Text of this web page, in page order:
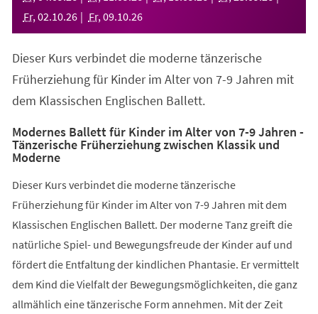
Fr, 02.10.26 Fr, 09.10.26
Dieser Kurs verbindet die moderne tänzerische
Früherziehung für Kinder im Alter von 7-9 Jahren mit
dem Klassischen Englischen Ballett.
Modernes Ballett für Kinder im Alter von 7-9 Jahren -
Tänzerische Früherziehung zwischen Klassik und
Moderne
Dieser Kurs verbindet die moderne tänzerische
Früherziehung für Kinder im Alter von 7-9 Jahren mit dem
Klassischen Englischen Ballett. Der moderne Tanz greift die
natürliche Spiel- und Bewegungsfreude der Kinder auf und
fördert die Entfaltung der kindlichen Phantasie. Er vermittelt
dem Kind die Vielfalt der Bewegungsmöglichkeiten, die ganz
allmählich eine tänzerische Form annehmen. Mit der Zeit